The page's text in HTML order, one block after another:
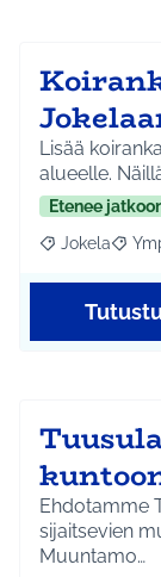
Lisää
alueelle.
Etenee
Rajaa tulokset
Jokela
Ehdotamme
sijaitsevien
Muuntamo…